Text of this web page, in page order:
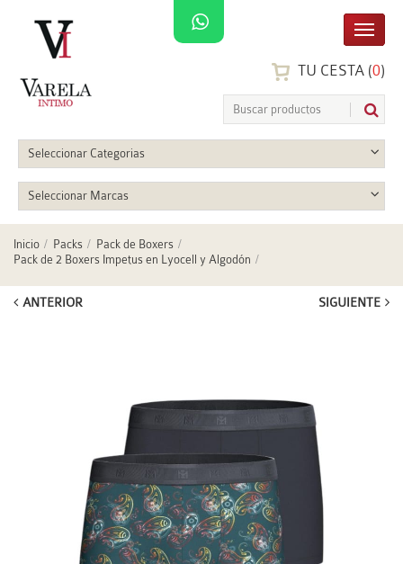
TU CESTA (0)
Seleccionar Categorias
Seleccionar Marcas
Inicio Packs
Pack de Boxers
Pack de 2 Boxers Impetus en Lyocell y Algodón
ANTERIOR SIGUIENTE